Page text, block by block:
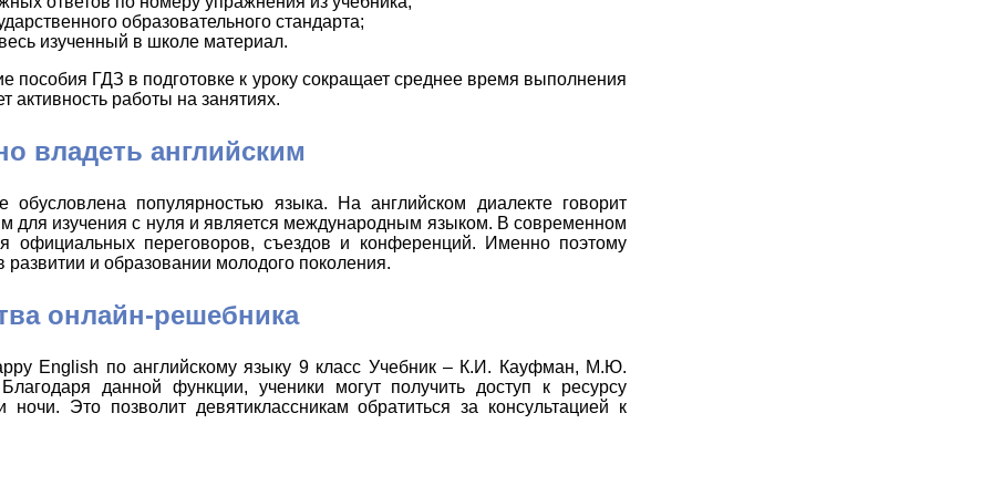
образовательного стандарта;
изученный в школе материал.
пособия ГДЗ в подготовке к уроку сокращает среднее время выполнения
работы на занятиях.
владеть английским
популярностью языка. На английском диалекте говорит
изучения с нуля и является международным языком. В современном
официальных переговоров, съездов и конференций. Именно поэтому
и образовании молодого поколения.
онлайн-решебника
English по английскому языку 9 класс Учебник – К.И. Кауфман, М.Ю.
данной функции, ученики могут получить доступ к ресурсу
Это позволит девятиклассникам обратиться за консультацией к